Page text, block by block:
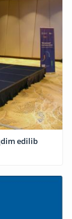
edilib